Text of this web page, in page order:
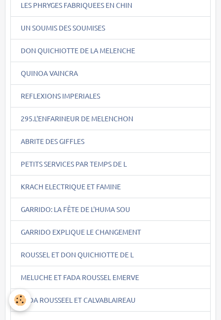
LES PHRYGES FABRIQUEES EN CHIN
UN SOUMIS DES SOUMISES
DON QUICHIOTTE DE LA MELENCHE
QUINOA VAINCRA
REFLEXIONS IMPERIALES
295.L'ENFARINEUR DE MELENCHON
ABRITE DES GIFFLES
PETITS SERVICES PAR TEMPS DE L
KRACH ELECTRIQUE ET FAMINE
GARRIDO: LA FÊTE DE L'HUMA SOU
GARRIDO EXPLIQUE LE CHANGEMENT
ROUSSEL ET DON QUICHIOTTE DE L
MELUCHE ET FADA ROUSSEL EMERVE
FADA ROUSSEEL ET CALVABLAIREAU